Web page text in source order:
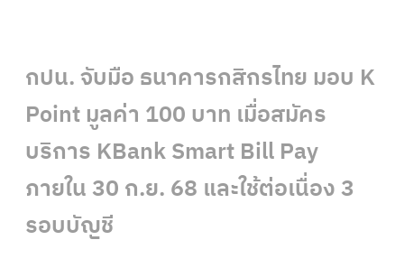
กปน. จับมือ ธนาคารกสิกรไทย มอบ K
Point มูลค่า 100 บาท เมื่อสมัคร
บริการ KBank Smart Bill Pay
ภายใน 30 ก.ย. 68 และใช้ต่อเนื่อง 3
รอบบัญชี